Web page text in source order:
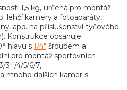
1,5 kg, určená pro montáž
lehčí kamery a fotoaparáty,
apd. na příslušenství tyčového
Konstrukce obsahuje
hlavu s 1/4" šroubem a
pro montáž sportovních
3+/4/5/6/7,
mnoho dalších kamer s